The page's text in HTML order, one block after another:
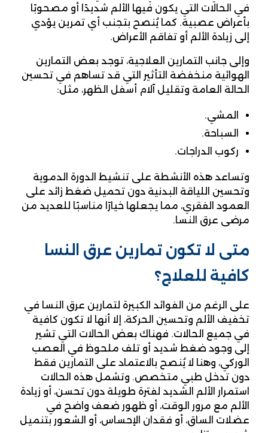
في الحالات التي يكون فيها الألم شديدًا أو مصحوبًا
بأعراض عصبية. كما يُنصح بتجنب أي تمرين يؤدي
إلى زيادة الألم أو تفاقم الأعراض.
وإلى جانب التمارين العلاجية، توجد بعض التمارين
الهوائية منخفضة التأثير التي قد تساهم في تحسين
الحالة العامة وتقليل آلام أسفل الظهر، مثل:
المشي.
السباحة.
ركوب الدراجات.
وتساعد هذه الأنشطة على تنشيط الدورة الدموية
وتحسين اللياقة البدنية دون تحميل ضغط زائد على
العمود الفقري، مما يجعلها خيارًا مناسبًا للعديد من
مرضى عرق النسا.
متى لا تكون تمارين عرق النسا
كافية للعلاج؟
على الرغم من الفوائد الكبيرة لتمارين عرق النسا في
تخفيف الألم وتحسين الحركة، إلا أنها لا تكون كافية
في جميع الحالات. فهناك بعض الحالات التي تشير
إلى وجود ضغط شديد أو تلف ملحوظ في العصب
الوركي، وهنا لا يُنصح بالاعتماد على التمارين فقط
دون تدخل طبي متخصص. وتشمل هذه الحالات
استمرار الألم الشديد لفترة طويلة دون تحسن، أو زيادة
الألم مع مرور الوقت، أو ظهور ضعف واضح في
عضلات الساق، أو فقدان الإحساس، أو الشعور بتنميل